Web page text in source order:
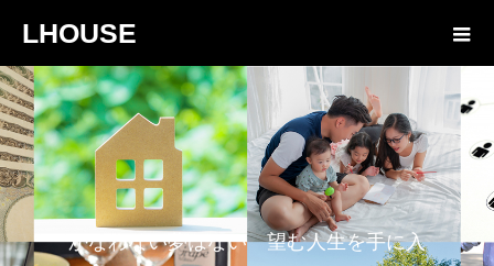
LHOUSE
かなわない夢はない 望む人生を手に入れよう